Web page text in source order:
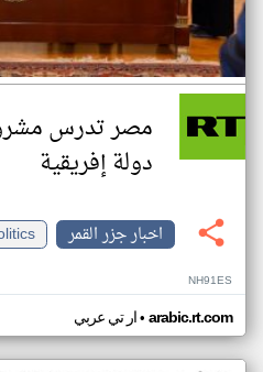
مصر تدرس
دولة إفريقية
اخبار جزر القمر
NH91ES
ار تي عربي• arabic.rt.com